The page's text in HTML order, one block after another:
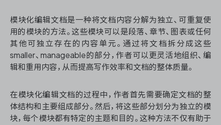
ONES 资讯
模块化编辑文档是一种将文档内容分解为独立、可重复使
用的模块的方法。这些模块可以是段落、章节、图表或任何
其他可独立存在的内容单元。通过将文档拆分成这些
smaller、manageable的部分，作者可以更灵活地组织、编
辑和重用内容，从而提高写作效率和文档的整体质量。
在模块化编辑文档的过程中，作者首先需要确定文档的整
体结构和主要组成部分。然后，将这些部分划分为独立的模
块，每个模块都有特定的主题和目的。这种方法不仅有助于